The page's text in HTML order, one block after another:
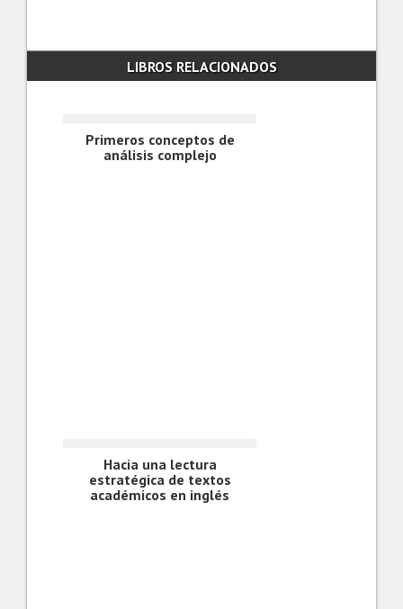
LIBROS RELACIONADOS
Primeros conceptos de
análisis complejo
Hacia una lectura
estratégica de textos
académicos en inglés